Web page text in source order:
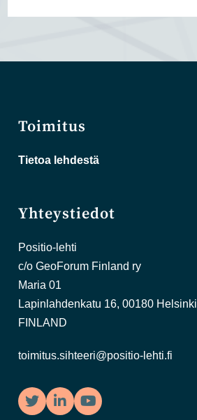
Toimitus
Tietoa lehdestä
Yhteystiedot
Positio-lehti
c/o GeoForum Finland ry
Maria 01
Lapinlahdenkatu 16, 00180 Helsinki
FINLAND
toimitus.sihteeri@positio-lehti.fi
TwitterLinkedInYouTube